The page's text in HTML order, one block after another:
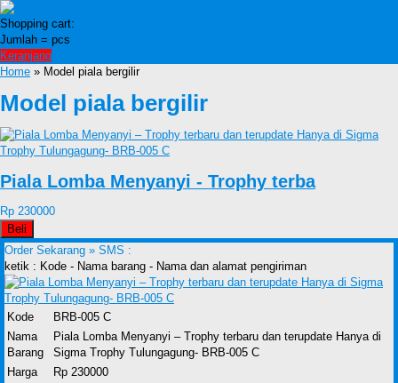
Shopping cart:
Jumlah = pcs
Keranjang
Home » Model piala bergilir
Model piala bergilir
Piala Lomba Menyanyi - Trophy terba
Rp 230000
Beli
Order Sekarang » SMS :
ketik : Kode - Nama barang - Nama dan alamat pengiriman
Kode
BRB-005 C
Nama
Barang
Piala Lomba Menyanyi – Trophy terbaru dan terupdate Hanya di
Sigma Trophy Tulungagung- BRB-005 C
Harga
Rp 230000